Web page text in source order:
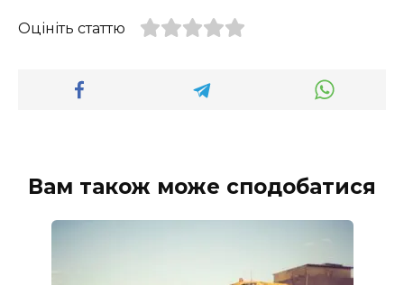
Оцініть статтю
Вам також може сподобатися